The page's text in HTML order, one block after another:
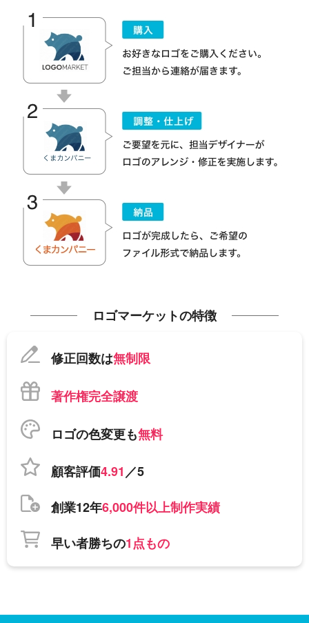
ロゴマーケットの特徴
修正回数は無制限
著作権完全譲渡
ロゴの色変更も無料
顧客評価4.91／5
創業12年6,000件以上制作実績
早い者勝ちの1点もの